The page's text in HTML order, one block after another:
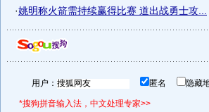
·姚明称火箭需持续赢得比赛 道出战勇士攻...
用户： 匿名 隐藏
*搜狗拼音输入法，中文处理专家>>